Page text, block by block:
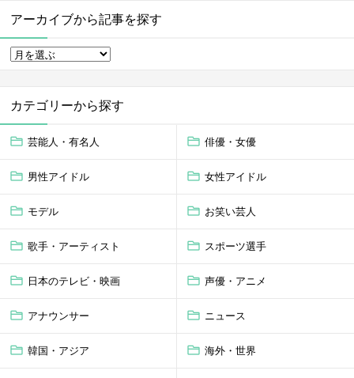
アーカイブから記事を探す
カテゴリーから探す
芸能人・有名人 俳優・女優
男性アイドル 女性アイドル
モデル お笑い芸人
歌手・アーティスト スポーツ選手
日本のテレビ・映画 声優・アニメ
アナウンサー ニュース
韓国・アジア 海外・世界